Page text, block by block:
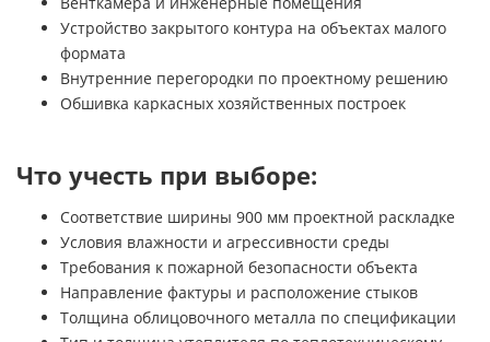
Устройство закрытого контура на объектах малого
формата
Внутренние перегородки по проектному решению
Обшивка каркасных хозяйственных построек
Что учесть при выборе:
Соответствие ширины 900 мм проектной раскладке
Условия влажности и агрессивности среды
Требования к пожарной безопасности объекта
Направление фактуры и расположение стыков
Толщина облицовочного металла по спецификации